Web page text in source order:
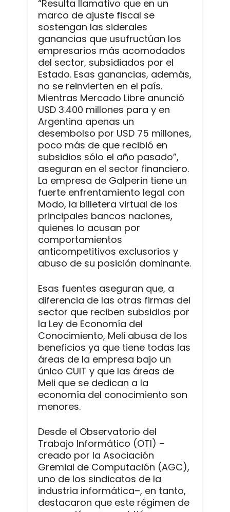
“Resulta llamativo que en un
marco de ajuste fiscal se
sostengan las siderales
ganancias que usufructúan los
empresarios más acomodados
del sector, subsidiados por el
Estado. Esas ganancias, además,
no se reinvierten en el país.
Mientras Mercado Libre anunció
USD 3.400 millones para y en
Argentina apenas un
desembolso por USD 75 millones,
poco más de que recibió en
subsidios sólo el año pasado”,
aseguran en el sector financiero.
La empresa de Galperin tiene un
fuerte enfrentamiento legal con
Modo, la billetera virtual de los
principales bancos naciones,
quienes lo acusan por
comportamientos
anticompetitivos exclusorios y
abuso de su posición dominante.
Esas fuentes aseguran que, a
diferencia de las otras firmas del
sector que reciben subsidios por
la Ley de Economía del
Conocimiento, Meli abusa de los
beneficios ya que tiene todas las
áreas de la empresa bajo un
único CUIT y que las áreas de
Meli que se dedican a la
economía del conocimiento son
menores.
Desde el Observatorio del
Trabajo Informático (OTI) –
creado por la Asociación
Gremial de Computación (AGC),
uno de los sindicatos de la
industria informática–, en tanto,
destacaron que este régimen de